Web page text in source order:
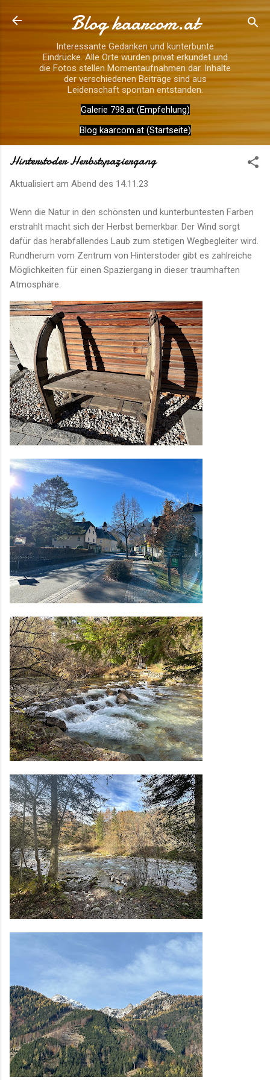
Direkt zum Hauptbereich
Blog kaarcom.at
Interessante Gedanken und kunterbunte
Eindrücke. Alle Orte wurden privat erkundet und
die Fotos stellen Momentaufnahmen dar. Inhalte
der verschiedenen Beiträge sind aus
Leidenschaft spontan entstanden.
Galerie 798.at (Empfehlung)
Blog kaarcom.at (Startseite)
Hinterstoder Herbstspaziergang
Aktualisiert am Abend des 14.11.23
Wenn die Natur in den schönsten und kunterbuntesten Farben
erstrahlt macht sich der Herbst bemerkbar. Der Wind sorgt
dafür das herabfallendes Laub zum stetigen Wegbegleiter wird.
Rundherum vom Zentrum von Hinterstoder gibt es zahlreiche
Möglichkeiten für einen Spaziergang in dieser traumhaften
Atmosphäre.